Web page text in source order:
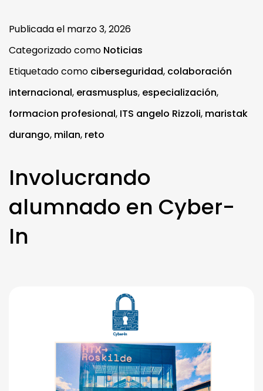
Publicada el marzo 3, 2026
Categorizado como Noticias
Etiquetado como ciberseguridad, colaboración
internacional, erasmusplus, especialización,
formacion profesional, ITS angelo Rizzoli, maristak
durango, milan, reto
Involucrando
alumnado en Cyber-
In